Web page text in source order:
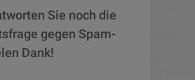
Sie noch die
gegen Spam-
Dank!